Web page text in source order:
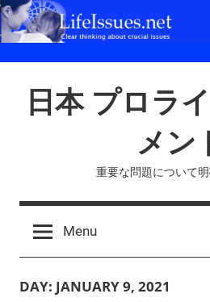
Skip
to
日本 プロラ
メン
重要な問題について
Menu
DAY: JANUARY 9, 2021